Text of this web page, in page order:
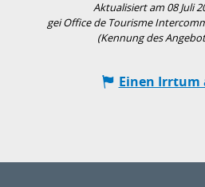
Aktualisiert am 08 Juli
gei Office de Tourisme
(Kennung des
Einen Irrtum